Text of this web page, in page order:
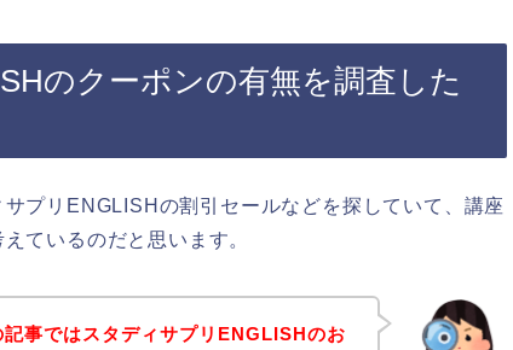
のクーポンの有無を調査した
プリENGLISHの割引セールなどを探していて、講座
ているのだと思います。
事ではスタディサプリENGLISHのお